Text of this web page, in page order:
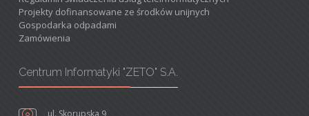
Projekty dofinansowane ze środków unijnych
Gospodarka odpadami
Zamówienia
Centrum Informatyki "ZETO" S.A.
ul. Skorupska 9